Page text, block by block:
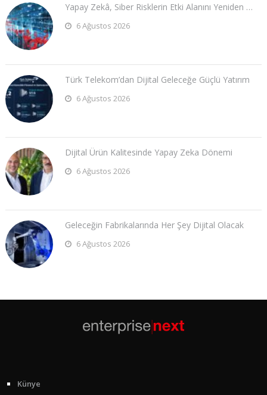
Yapay Zekâ, Siber Risklerin Etki Alanını Yeniden …
6 Ağustos 2026
Türk Telekom’dan Dijital Geleceğe Güçlü Yatırım
6 Ağustos 2026
Dijital Ürün Kalitesinde Yapay Zeka Dönemi
6 Ağustos 2026
Geleceğin Fabrikalarında Her Şey Dijital Olacak
6 Ağustos 2026
Künye